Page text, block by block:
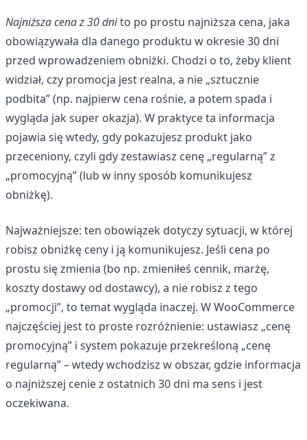
Najniższa cena z 30 dnito po prostu najniższa cena, jaka
obowiązywała dla danego produktu w okresie 30 dni
przed wprowadzeniem obniżki. Chodzi o to, żeby klient
widział, czy promocja jest realna, a nie „sztucznie
podbita” (np. najpierw cena rośnie, a potem spada i
wygląda jak super okazja). W praktyce ta informacja
pojawia się wtedy, gdy pokazujesz produkt jako
przeceniony, czyli gdy zestawiasz cenę „regularną” z
„promocyjną” (lub w inny sposób komunikujesz
obniżkę).
Najważniejsze: ten obowiązek dotyczy sytuacji, w której
robisz obniżkę ceny i ją komunikujesz. Jeśli cena po
prostu się zmienia (bo np. zmieniłeś cennik, marżę,
koszty dostawy od dostawcy), a nie robisz z tego
„promocji”, to temat wygląda inaczej. W WooCommerce
najczęściej jest to proste rozróżnienie: ustawiasz „cenę
promocyjną” i system pokazuje przekreśloną „cenę
regularną” – wtedy wchodzisz w obszar, gdzie informacja
o najniższej cenie z ostatnich 30 dni ma sens i jest
oczekiwana.